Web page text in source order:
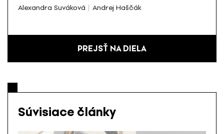
Alexandra Suváková Andrej Haščák
PREJSŤ NA DIELA
Súvisiace články